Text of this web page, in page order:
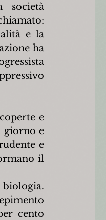
società
e la
ha
e
giorno e
e
il
biologia.
cento